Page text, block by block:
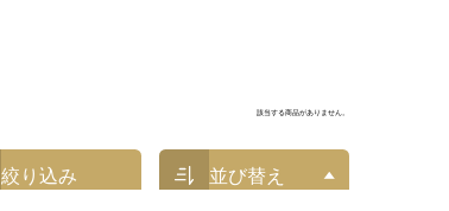
絞り込み 並び替え
該当する商品がありません。